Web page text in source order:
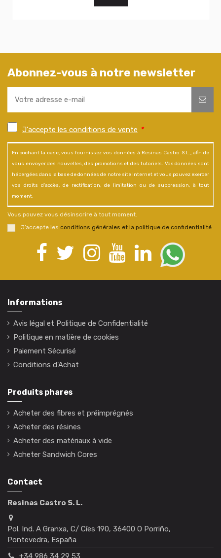
Abonnez-vous à notre newsletter
J'accepte les conditions de vente *
En cochant la case, vous fournissez vos données à Resinas Castro S.L., afin de
vous envoyer des nouvelles, des promotions et des tutoriels. Vos données sont
hébergées dans la base de données de notre site Internet et vous pouvez exercer
vos droits d'accès, de rectification, de limitation ou de suppression, à tout
moment.
Vous pouvez vous désinscrire à tout moment.
J’accepte les conditions générales et la politique de confidentialité.
Informations
Avis légal et Politique de Confidentialité
Politique en matière de cookies
Paiement Sécurisé
Conditions d'Achat
Produits phares
Acheter des fibres et préimprégnés
Acheter des résines
Acheter des matériaux à vide
Acheter Sandwich Cores
Contact
Resinas Castro S. L.
Pol. Ind. A Granxa, C/ Cíes 190, 36400 O Porriño,
Pontevedra, España
+34 986 34 29 53